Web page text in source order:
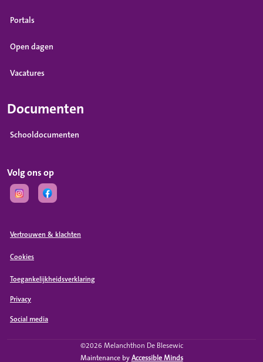
Portals
Open dagen
Vacatures
Documenten
Schooldocumenten
Volg ons op
(Opent in een nieuw tabblad)
Vertrouwen & klachten
Cookies
Toegankelijkheidsverklaring
Privacy
Social media
©2026 Melanchthon De Blesewic
Maintenance by Accessible Minds